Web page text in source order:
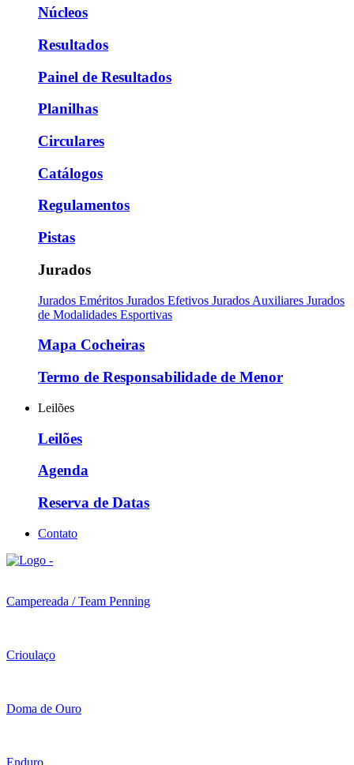
Núcleos
Resultados
Painel de Resultados
Planilhas
Circulares
Catálogos
Regulamentos
Pistas
Jurados
Jurados Eméritos Jurados Efetivos Jurados Auxiliares Jurados
de Modalidades Esportivas
Mapa Cocheiras
Termo de Responsabilidade de Menor
Leilões
Leilões
Agenda
Reserva de Datas
Contato
Campereada / Team Penning
Crioulaço
Doma de Ouro
Enduro